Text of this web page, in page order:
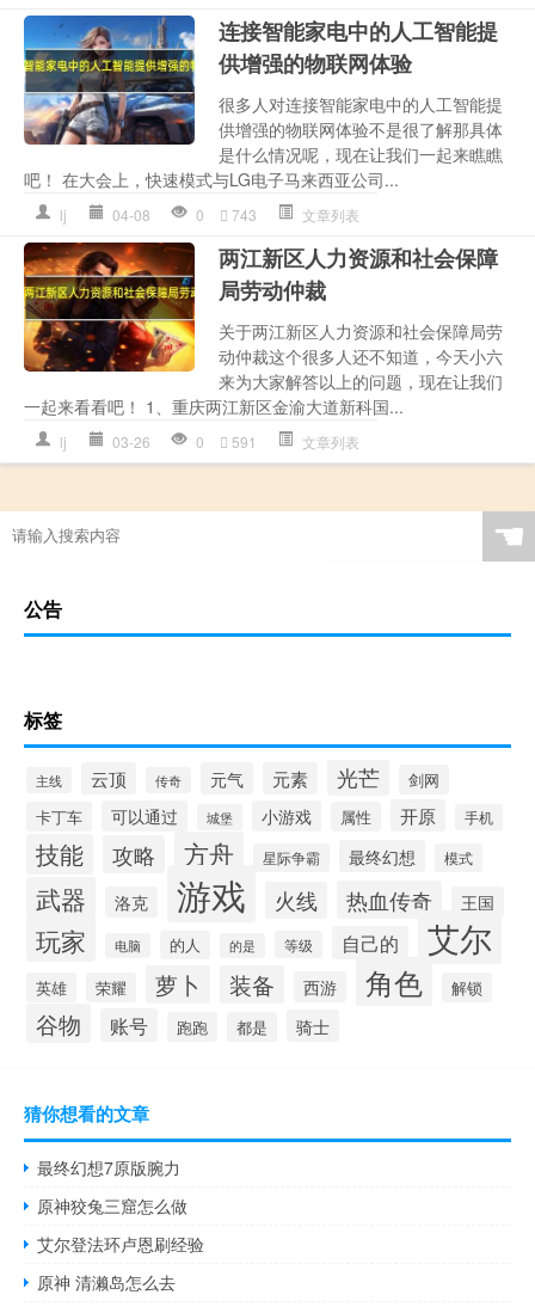
连接智能家电中的人工智能提
供增强的物联网体验
很多人对连接智能家电中的人工智能提
供增强的物联网体验不是很了解那具体
是什么情况呢，现在让我们一起来瞧瞧
吧！ 在大会上，快速模式与LG电子马来西亚公司...
lj 04-08 0 743 文章列表
两江新区人力资源和社会保障
局劳动仲裁
关于两江新区人力资源和社会保障局劳
动仲裁这个很多人还不知道，今天小六
来为大家解答以上的问题，现在让我们
一起来看看吧！ 1、重庆两江新区金渝大道新科国...
lj 03-26 0 591 文章列表
☚
公告
标签
主线 云顶 传奇 元气 元素 光芒
剑网
卡丁车
可以通过 城堡 小游戏 属性 开原 手机
技能 攻略 方舟 星际争霸 最终幻想 模式
武器 洛克 游戏 火线 热血传奇 王国
玩家 电脑 的人 的是 等级 自己的 艾尔
英雄 荣耀 萝卜 装备 西游 角色 解锁
谷物 账号 跑跑 都是 骑士
猜你想看的文章
最终幻想7原版腕力
原神狡兔三窟怎么做
艾尔登法环卢恩刷经验
原神 清濑岛怎么去